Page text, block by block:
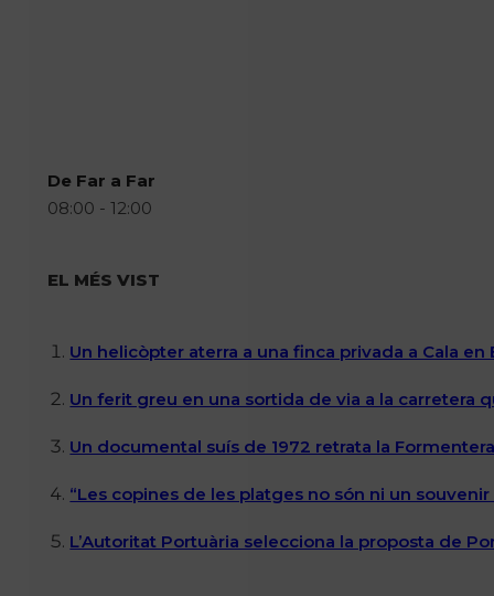
De Far a Far
08:00 - 12:00
EL MÉS VIST
Un helicòpter aterra a una finca privada a Cala
Un ferit greu en una sortida de via a la carretera
Un documental suís de 1972 retrata la
“Les copines de les platges no són ni un
L’Autoritat Portuària selecciona la proposta de